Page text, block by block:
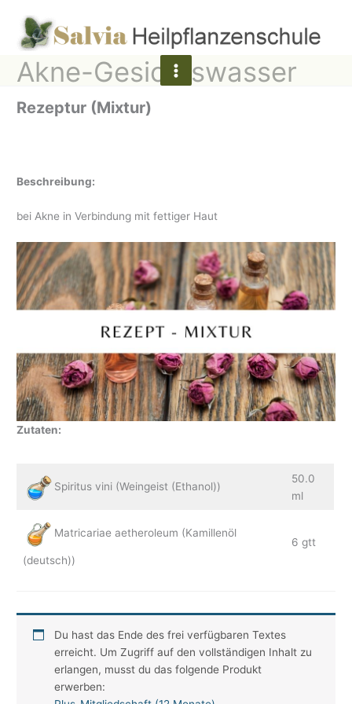
Inhalt
springen
Akne-Gesichtswasser
Rezeptur (Mixtur)
Beschreibung:
bei Akne in Verbindung mit fettiger Haut
Zutaten:
Spiritus vini (Weingeist (Ethanol))
50.0
ml
Matricariae aetheroleum (Kamillenöl
(deutsch))
6 gtt
Du hast das Ende des frei verfügbaren Textes
erreicht. Um Zugriff auf den vollständigen Inhalt zu
erlangen, musst du das folgende Produkt
erwerben: